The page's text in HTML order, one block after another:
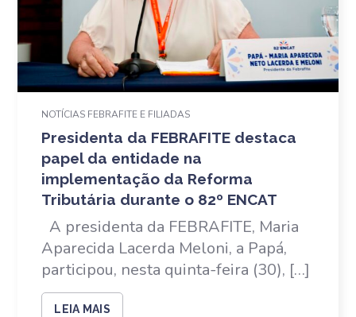
NOTÍCIAS FEBRAFITE E FILIADAS
Presidenta da FEBRAFITE destaca
papel da entidade na
implementação da Reforma
Tributária durante o 82º ENCAT
A presidenta da FEBRAFITE, Maria
Aparecida Lacerda Meloni, a Papá,
participou, nesta quinta-feira (30), […]
LEIA MAIS